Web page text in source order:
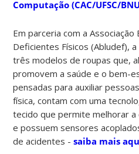
Computação (CAC/UFSC/
Em parceria com a Associação
Deficientes Físicos (Abludef),
três modelos de roupas que,
promovem a saúde e o bem-
pensadas para auxiliar
física, contam com uma
tecido que permite melhorar a
e possuem sensores
de acidentes -saiba mais